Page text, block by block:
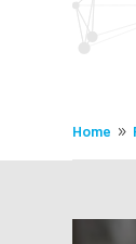
Home 9